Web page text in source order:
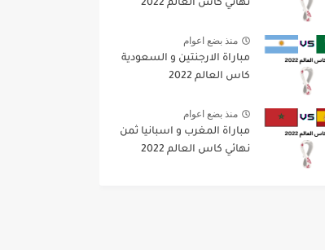
نهائي كاس العالم 2022
منذ بضع اعوام
مباراة الارجنتين و السعودية
كاس العالم 2022
منذ بضع اعوام
مباراة المغرب و اسبانيا ثمن
نهائي كاس العالم 2022